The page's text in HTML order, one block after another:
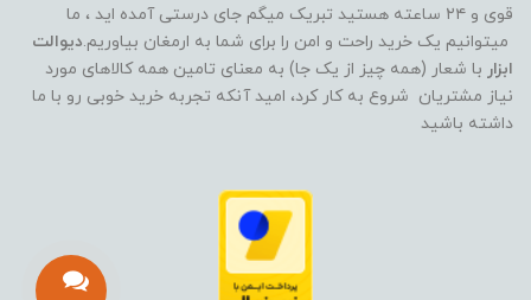
قوی و ۲۴ ساعته هستید تبریک میگم جای درستی آمده اید ، ما
میتوانیم یک خرید راحت و امن را برای شما به ارمغان بیاوریم.دیوالت
ابزار با شعار (همه چیز از یک جا) به معنای تامین همه کالاهای مورد
نیاز مشتریان شروع به کار کرد، امید آنکه تجربه خرید خوبی رو با ما
داشته باشید